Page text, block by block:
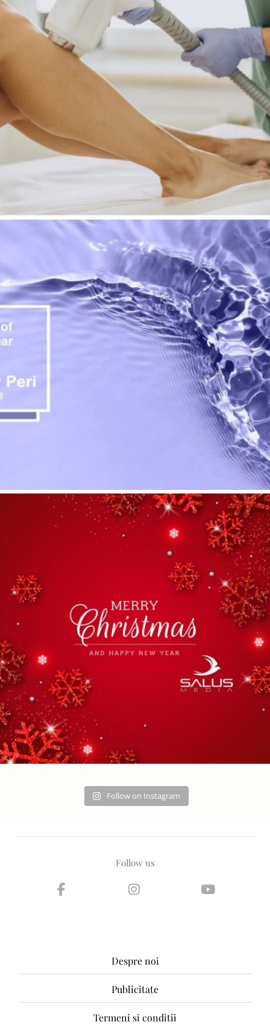
Follow on Instagram
Follow us
Despre noi
Publicitate
Termeni si conditii